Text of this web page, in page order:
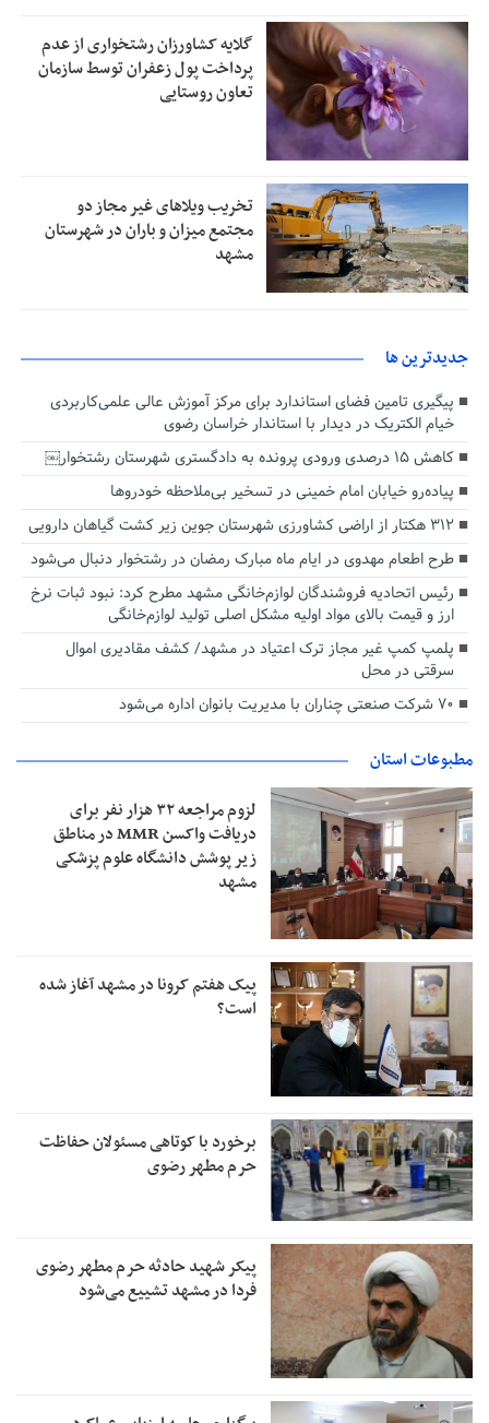
گلایه کشاورزان رشتخواری از عدم
پرداخت پول زعفران توسط سازمان
تعاون روستایی
تخریب ویلاهای غیر مجاز دو
مجتمع میزان و باران در شهرستان
مشهد
جديدترين ها
پیگیری تامین فضای استاندارد برای مرکز آموزش عالی علمی‌کاربردی
خیام الکتریک در دیدار با استاندار خراسان رضوی
کاهش ۱۵ درصدی ورودی پرونده به دادگستری شهرستان رشتخوار￼
پیاده‌رو خیابان امام خمینی در تسخیر بی‌ملاحظه خودروها
۳۱۲ هکتار از اراضی کشاورزی شهرستان جوین زیر کشت گیاهان دارویی
طرح اطعام مهدوی در ایام ماه مبارک رمضان در رشتخوار دنبال می‌شود
رئیس اتحادیه فروشندگان لوازم‌خانگی مشهد مطرح کرد: نبود ثبات نرخ
ارز و قیمت بالای مواد اولیه مشکل اصلی تولید لوازم‌خانگی
پلمپ کمپ غیر مجاز ترک اعتیاد در مشهد/ کشف مقادیری اموال
سرقتی در محل
۷۰ شرکت صنعتی چناران با مدیریت بانوان اداره می‌شود
مطبوعات استان
لزوم مراجعه ۳۲ هزار نفر برای
دریافت واکسن MMR در مناطق
زیر پوشش دانشگاه علوم پزشکی
مشهد
پیک هفتم کرونا در مشهد آغاز شده
است؟
برخورد با کوتاهی مسئولان حفاظت
حرم مطهر رضوی
پیکر شهید حادثه حرم مطهر رضوی
فردا در مشهد تشییع می‌شود